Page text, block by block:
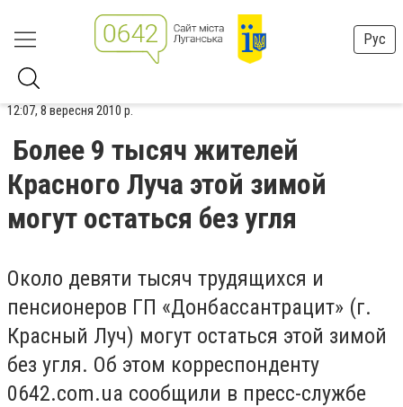
Рус
12:07, 8 вересня 2010 р.
Более 9 тысяч жителей
Красного Луча этой зимой
могут остаться без угля
Около девяти тысяч трудящихся и
пенсионеров ГП «Донбассантрацит» (г.
Красный Луч) могут остаться этой зимой
без угля. Об этом корреспонденту
0642.com.ua сообщили в пресс-службе